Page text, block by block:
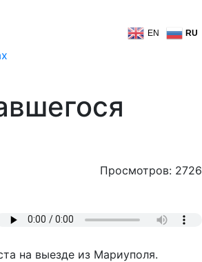
EN RU
Просмотров: 2726
на выезде из Мариуполя.